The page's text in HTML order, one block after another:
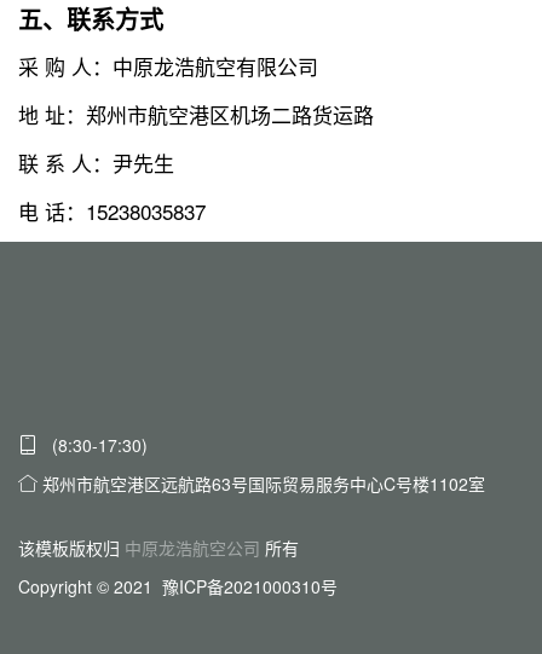
五、联系方式
采 购 人：中原龙浩航空有限公司
地 址：郑州市航空港区机场二路货运路
联 系 人：尹先生
电 话：15238035837
(8:30-17:30)
郑州市航空港区远航路63号国际贸易服务中心C号楼1102室
该模板版权归 中原龙浩航空公司 所有
Copyright © 2021 豫ICP备2021000310号